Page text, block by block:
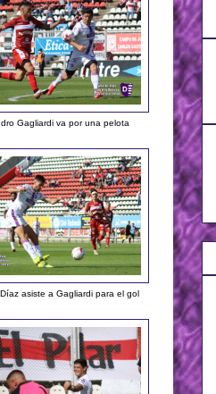
Gagliardi va por una pelota
asiste a Gagliardi para el gol